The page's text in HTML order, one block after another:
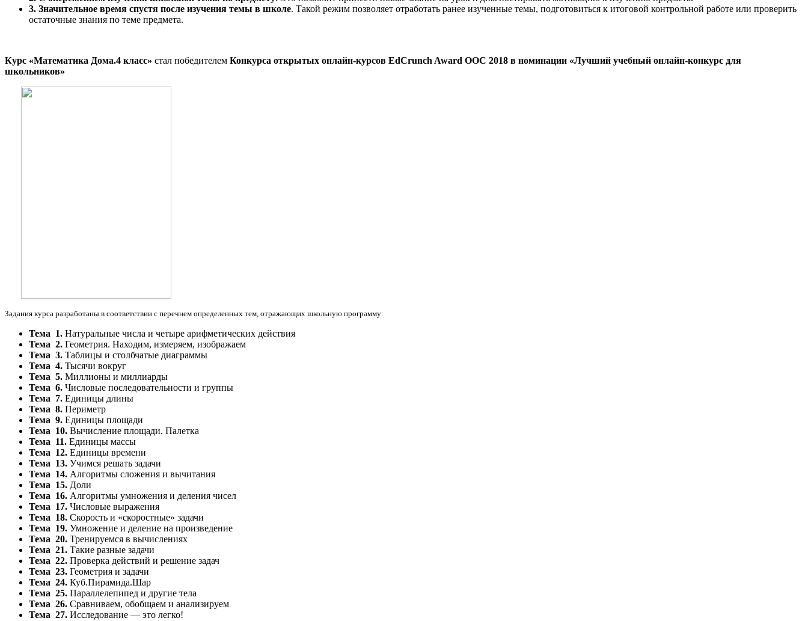
3. Значительное время спустя после изучения темы в школе. Такой режим позволяет отработать ранее изученные темы, подготовиться к итоговой контрольной работе или проверить
остаточные знания по теме предмета.
Курс «Математика Дома.4 класс» стал победителем Конкурса открытых онлайн-курсов EdCrunch Award OOC 2018 в номинации «Лучший учебный онлайн-конкурс для
школьников»
Задания курса разработаны в соответствии с перечнем определенных тем, отражающих школьную программу:
Тема 1. Натуральные числа и четыре арифметических действия
Тема 2. Геометрия. Находим, измеряем, изображаем
Тема 3. Таблицы и столбчатые диаграммы
Тема 4. Тысячи вокруг
Тема 5. Миллионы и миллиарды
Тема 6. Числовые последовательности и группы
Тема 7. Единицы длины
Тема 8. Периметр
Тема 9. Единицы площади
Тема 10. Вычисление площади. Палетка
Тема 11. Единицы массы
Тема 12. Единицы времени
Тема 13. Учимся решать задачи
Тема 14. Алгоритмы сложения и вычитания
Тема 15. Доли
Тема 16. Алгоритмы умножения и деления чисел
Тема 17. Числовые выражения
Тема 18. Скорость и «скоростные» задачи
Тема 19. Умножение и деление на произведение
Тема 20. Тренируемся в вычислениях
Тема 21. Такие разные задачи
Тема 22. Проверка действий и решение задач
Тема 23. Геометрия и задачи
Тема 24. Куб.Пирамида.Шар
Тема 25. Параллелепипед и другие тела
Тема 26. Сравниваем, обобщаем и анализируем
Тема 27. Исследование — это легко!